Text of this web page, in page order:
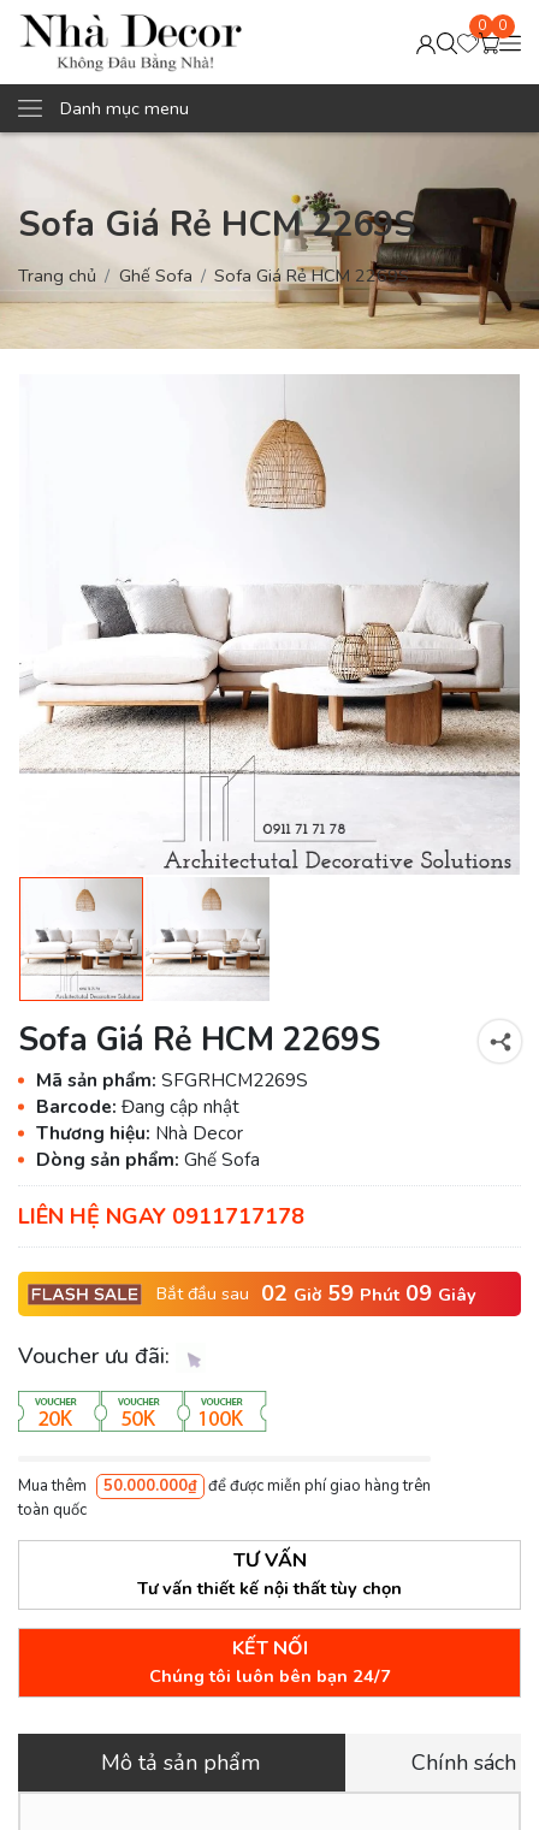
0 0
Danh mục menu
Sofa Giá Rẻ HCM 2269S
Trang chủ Ghế Sofa Sofa Giá Rẻ HCM 2269S
Sofa Giá Rẻ HCM 2269S
Mã sản phẩm: SFGRHCM2269S
Barcode: Đang cập nhật
Thương hiệu: Nhà Decor
Dòng sản phẩm: Ghế Sofa
LIÊN HỆ NGAY 0911717178
Bắt đầu sau 02 Giờ 59 Phút 09 Giây
Voucher ưu đãi:
Mua thêm 50.000.000₫ để được miễn phí giao hàng trên
toàn quốc
TƯ VẤN
Tư vấn thiết kế nội thất tùy chọn
KẾT NỐI
Chúng tôi luôn bên bạn 24/7
Mô tả sản phẩm Chính sách